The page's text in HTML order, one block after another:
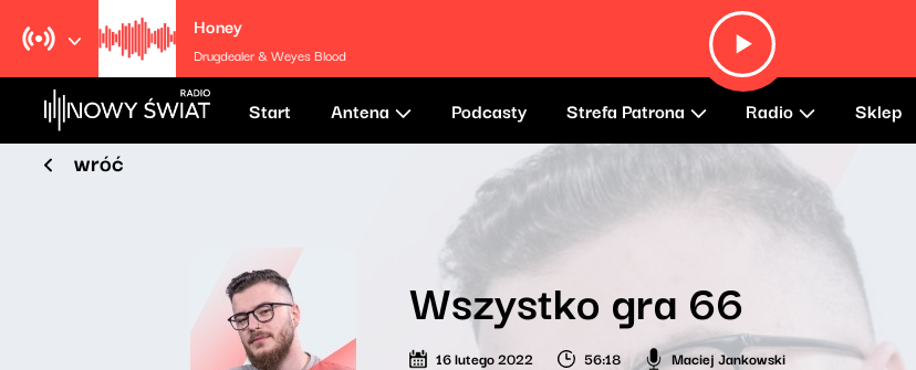
Honey
Drugdealer & Weyes Blood
Start Antena Podcasty Strefa Patrona Radio Sklep
wróć
Wszystko gra 66
16 lutego 2022 56:18 Maciej Jankowski